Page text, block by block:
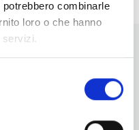
combinarle
loro o che hanno
servizi.
cosa vedere nelle Terre